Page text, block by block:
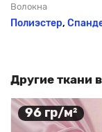
Волокна
Полиэстер,
Другие ткани
96 гр/м²